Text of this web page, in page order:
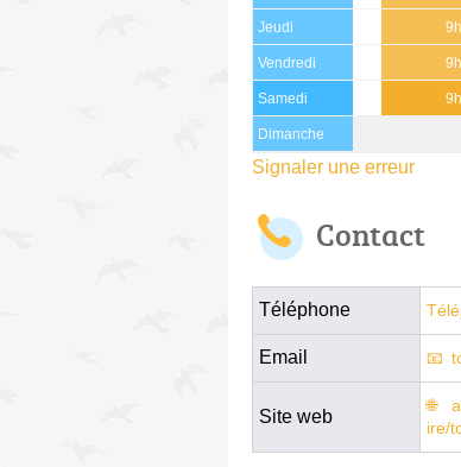
Jeudi
Vendredi
Samedi
Dimanche
Signaler une erreur
Contact
Téléphone
Email
Site web
ire/